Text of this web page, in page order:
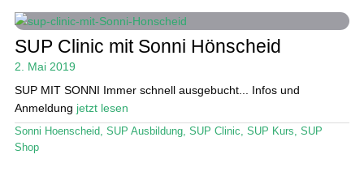
Ratgeber
Stand Up Magazin TV
SPOT FINDER
SUP Clinic mit Sonni Hönscheid
2. Mai 2019
SUP MIT SONNI Immer schnell ausgebucht... Infos und
Anmeldung jetzt lesen
Sonni Hoenscheid, SUP Ausbildung, SUP Clinic, SUP Kurs, SUP
Shop